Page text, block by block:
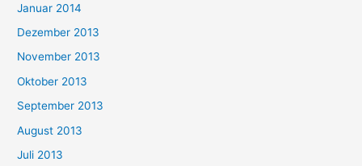
Januar 2014
Dezember 2013
November 2013
Oktober 2013
September 2013
August 2013
Juli 2013